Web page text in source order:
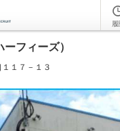
履
ーフィーズ）
１７－１３